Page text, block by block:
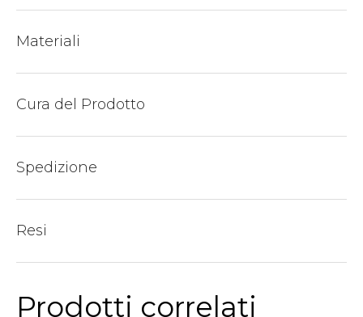
Materiali
Cura del Prodotto
Spedizione
Resi
Prodotti correlati